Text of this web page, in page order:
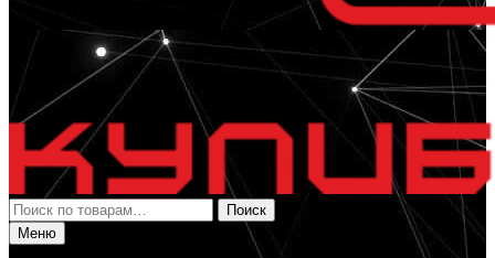
Искать:
Поиск
Меню